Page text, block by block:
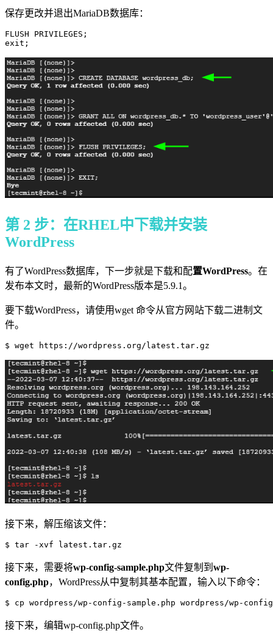
保存更改并退出MariaDB数据库：
FLUSH PRIVILEGES;
exit;
第 2 步：在RHEL中下载并安装
WordPress
有了WordPress数据库，下一步就是下载和配置WordPress。在
发布本文时，最新的WordPress版本是5.9.1。
要下载WordPress，请使用wget 命令从官方网站下载二进制文
件。
接下来，解压缩该文件：
$ tar -xvf latest.tar.gz
接下来，需要将wp-config-sample.php文件复制到 wp-
config.php，WordPress从中复制其基本配置，输入以下命令：
$ cp wordpress/wp-config-sample.php wordpress/wp-
接下来，编辑wp-config.php文件。